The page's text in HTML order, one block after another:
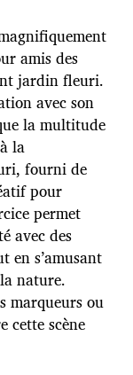
amis des
jardin fleuri.
avec son
la multitude
la
fourni de
pour
permet
avec des
en s’amusant
nature.
marqueurs ou
cette scène